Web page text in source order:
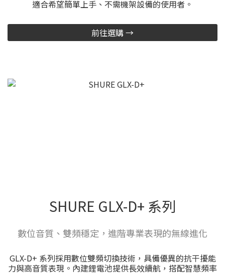
適合希望簡單上手、不需機架設備的使用者。
前往選購 →
SHURE GLX-D+ 系列
數位音質、雙頻穩定，進階專業表現的無線進化
GLX-D+ 系列採用數位雙頻切換技術，具備優異的抗干擾能
力與高音質表現。內建鋰電池提供長效續航，搭配智慧頻率